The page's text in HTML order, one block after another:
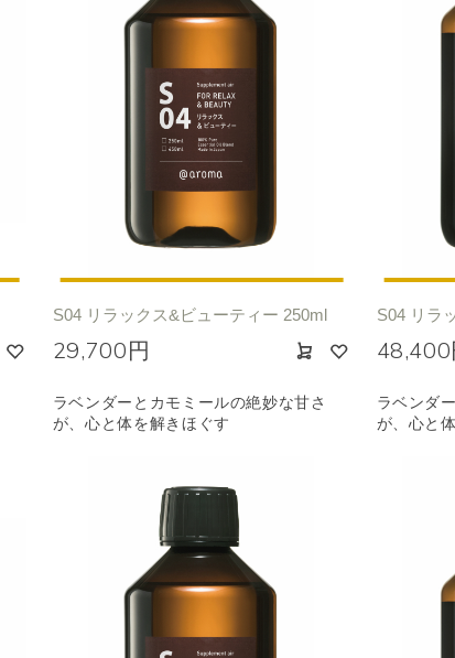
S04 リラックス&ビューティー 250ml
29,700円
ラベンダーとカモミールの絶妙な甘さ
が、心と体を解きほぐす
S04 リラ
48,400
ラベンダ
が、心と